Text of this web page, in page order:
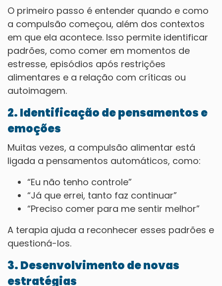
O primeiro passo é entender quando e como
a compulsão começou, além dos contextos
em que ela acontece. Isso permite identificar
padrões, como comer em momentos de
estresse, episódios após restrições
alimentares e a relação com críticas ou
autoimagem.
2. Identificação de pensamentos e
emoções
Muitas vezes, a compulsão alimentar está
ligada a pensamentos automáticos, como:
“Eu não tenho controle”
“Já que errei, tanto faz continuar”
“Preciso comer para me sentir melhor”
A terapia ajuda a reconhecer esses padrões e
questioná-los.
3. Desenvolvimento de novas
estratégias